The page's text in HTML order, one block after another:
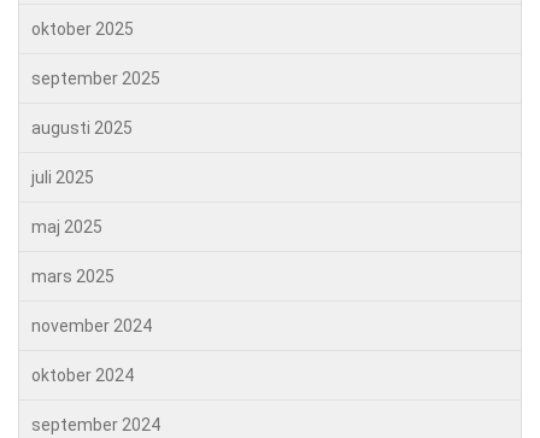
oktober 2025
september 2025
augusti 2025
juli 2025
maj 2025
mars 2025
november 2024
oktober 2024
september 2024